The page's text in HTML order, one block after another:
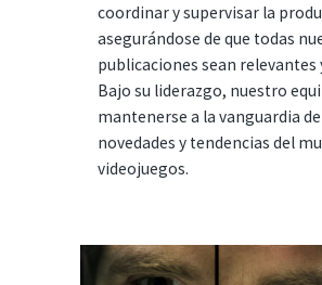
coordinar y supervisar la
asegurándose de que todas
publicaciones sean relevantes
Bajo su liderazgo, nuestro
mantenerse a la vanguardia
novedades y tendencias del
videojuegos.